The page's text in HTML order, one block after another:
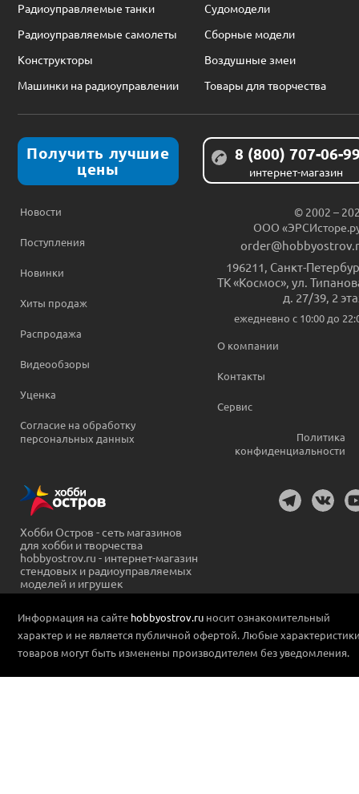
Радиоуправляемые танки
Судомодели
Радиоуправляемые самолеты
Сборные модели
Конструкторы
Воздушные змеи
Машинки на радиоуправлении
Товары для творчества
Получить лучшие
цены
8 (800) 707-06-
интернет-магазин
Новости
Поступления
Новинки
Хиты продаж
Распродажа
Видеообзоры
Уценка
Согласие на обработку
персональных данных
© 2002 –
ООО
196211, Санкт-
ТК «Космос», ул.
д. 27/39, 2
ежедневно c 10:00 до
О компании
Контакты
Сервис
Политика
конфиденциальности
Хобби Остров - сеть магазинов
для хобби и творчества
hobbyostrov.ru - интернет-магазин
стендовых и радиоуправляемых
моделей и игрушек
Информация на сайте hobbyostrov.ru носит ознакомительный
характер и не является публичной офертой. Любые
товаров могут быть изменены производителем без уведомления.